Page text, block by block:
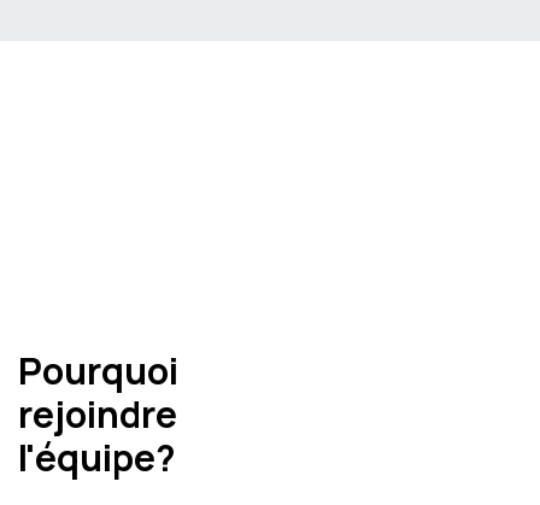
Pourquoi
rejoindre
l'équipe?